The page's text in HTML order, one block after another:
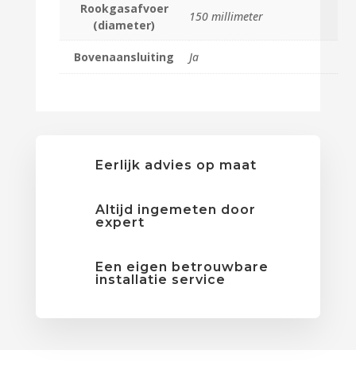
Rookgasafvoer
(diameter)
150 millimeter
Bovenaansluiting Ja
Eerlijk advies op maat
Altijd ingemeten door
expert
Een eigen betrouwbare
installatie service